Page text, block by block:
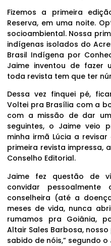
Fizemos a primeira
Reserva, em uma noite.
socioambiental. Nossa
indígenas isolados do
Brasil Indígena por
Jaime inventou de fazer
toda revista tem que ter
Dessa vez finquei pé,
Voltei pra Brasília com a
com a missão de dar
seguintes, o Jaime veio
minha irmã Lúcia a
primeira revista impressa,
Conselho Editorial.
Jaime fez questão de
convidar
conselheira (até a
meses de vida, nunca
rumamos pra Goiânia,
Altair Sales Barbosa,
sabido de nóis,” segundo o